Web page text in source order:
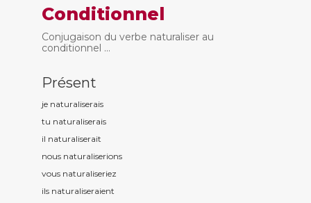
Conditionnel
Conjugaison du verbe naturaliser au
conditionnel ...
Présent
je naturaliserais
tu naturaliserais
il naturaliserait
nous naturaliserions
vous naturaliseriez
ils naturaliseraient